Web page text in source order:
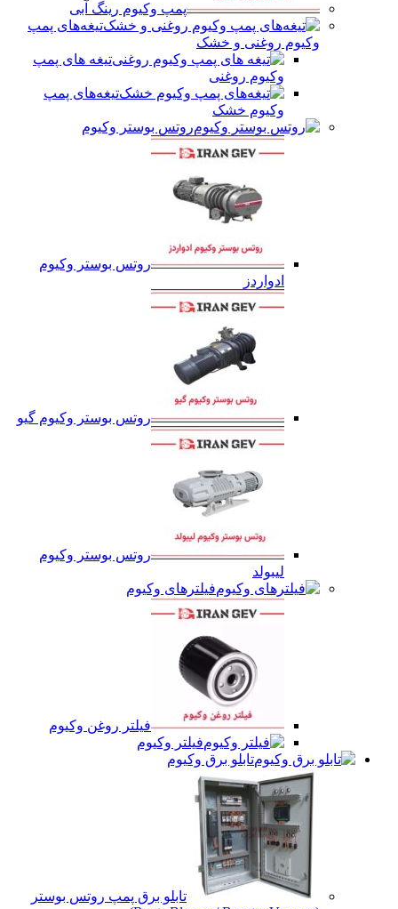
پمپ وکیوم رینگ آبی
تیغه‌های پمپ
وکیوم روغنی و خشک
تیغه های پمپ
وکیوم روغنی
تیغه‌های پمپ
وکیوم خشک
روتس بوستر وکیوم
روتس بوستر وکیوم
ادواردز
روتس بوستر وکیوم گیو
روتس بوستر وکیوم
لیبولد
فیلترهای وکیوم
فیلتر روغن وکیوم
فیلتر وکیوم
تابلو برق وکیوم
تابلو برق پمپ روتس بوستر